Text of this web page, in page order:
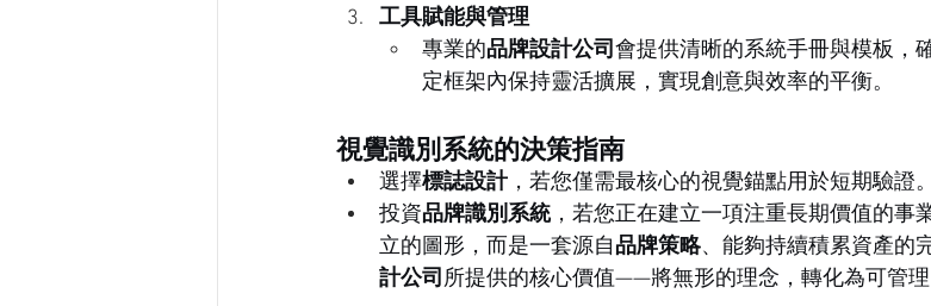
工具賦能與管理
專業的品牌設計公司會提供清晰的系統手冊與模板，
定框架內保持靈活擴展，實現創意與效率的平衡。
視覺識別系統的決策指南
選擇標誌設計 ，若您僅需最核心的視覺錨點用於短期驗證。
投資品牌識別系統 ，若您正在建立一項注重長期價值的事
立的圖形，而是一套源自品牌策略、能夠持續積累資產的
計公司所提供的核心價值——將無形的理念，轉化為可管理